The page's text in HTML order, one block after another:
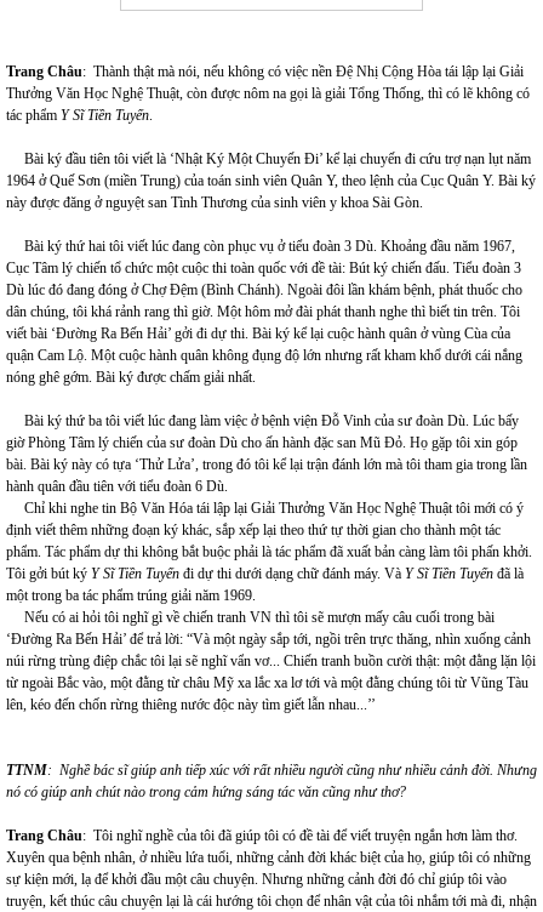
Trang Châu: Thành thật mà nói, nếu không có việc nền Đệ Nhị Cộng Hòa tái lập lại Giải
Thưởng Văn Học Nghệ Thuật, còn được nôm na gọi là giải Tổng Thống, thì có lẽ không có
tác phẩm Y Sĩ Tiền Tuyến.
Bài ký đầu tiên tôi viết là ‘Nhật Ký Một Chuyến Đi’ kể lại chuyến đi cứu trợ nạn lụt năm
1964 ở Quế Sơn (miền Trung) của toán sinh viên Quân Y, theo lệnh của Cục Quân Y. Bài ký
này được đăng ở nguyệt san Tình Thương của sinh viên y khoa Sài Gòn.
Bài ký thứ hai tôi viết lúc đang còn phục vụ ở tiểu đoàn 3 Dù. Khoảng đầu năm 1967,
Cục Tâm lý chiến tổ chức một cuộc thi toàn quốc với đề tài: Bút ký chiến đấu. Tiểu đoàn 3
Dù lúc đó đang đóng ở Chợ Đệm (Bình Chánh). Ngoài đôi lần khám bệnh, phát thuốc cho
dân chúng, tôi khá rảnh rang thì giờ. Một hôm mở đài phát thanh nghe thì biết tin trên. Tôi
viết bài ‘Đường Ra Bến Hải’ gởi đi dự thi. Bài ký kể lại cuộc hành quân ở vùng Cùa của
quận Cam Lộ. Một cuộc hành quân không đụng độ lớn nhưng rất kham khổ dưới cái nắng
nóng ghê gớm. Bài ký được chấm giải nhất.
Bài ký thứ ba tôi viết lúc đang làm việc ở bệnh viện Đỗ Vinh của sư đoàn Dù. Lúc bấy
giờ Phòng Tâm lý chiến của sư đoàn Dù cho ấn hành đặc san Mũ Đỏ. Họ gặp tôi xin góp
bài. Bài ký này có tựa ‘Thử Lửa’, trong đó tôi kể lại trận đánh lớn mà tôi tham gia trong lần
hành quân đầu tiên với tiểu đoàn 6 Dù.
Chỉ khi nghe tin Bộ Văn Hóa tái lập lại Giải Thưởng Văn Học Nghệ Thuật tôi mới có ý
định viết thêm những đoạn ký khác, sắp xếp lại theo thứ tự thời gian cho thành một tác
phẩm. Tác phẩm dự thi không bắt buộc phải là tác phẩm đã xuất bản càng làm tôi phấn khởi.
Tôi gởi bút ký Y Sĩ Tiền Tuyến đi dự thi dưới dạng chữ đánh máy. Và Y Sĩ Tiền Tuyến đã là
một trong ba tác phẩm trúng giải năm 1969.
Nếu có ai hỏi tôi nghĩ gì về chiến tranh VN thì tôi sẽ mượn mấy câu cuối trong bài
‘Đường Ra Bến Hải’ để trả lời: “Và một ngày sắp tới, ngồi trên trực thăng, nhìn xuống cảnh
núi rừng trùng điệp chắc tôi lại sẽ nghĩ vẩn vơ... Chiến tranh buồn cười thật: một đằng lặn lội
từ ngoài Bắc vào, một đằng từ châu Mỹ xa lắc xa lơ tới và một đằng chúng tôi từ Vũng Tàu
lên, kéo đến chốn rừng thiêng nước độc này tìm giết lẫn nhau...’’
TTNM: Nghề bác sĩ giúp anh tiếp xúc với rất nhiều người cũng như nhiều cảnh đời. Nhưng
nó có giúp anh chút nào trong cảm hứng sáng tác văn cũng như thơ?
Trang Châu: Tôi nghĩ nghề của tôi đã giúp tôi có đề tài để viết truyện ngắn hơn làm thơ.
Xuyên qua bệnh nhân, ở nhiều lứa tuổi, những cảnh đời khác biệt của họ, giúp tôi có những
sự kiện mới, lạ để khởi đầu một câu chuyện. Nhưng những cảnh đời đó chỉ giúp tôi vào
truyện, kết thúc câu chuyện lại là cái hướng tôi chọn để nhân vật của tôi nhắm tới mà đi, nhận